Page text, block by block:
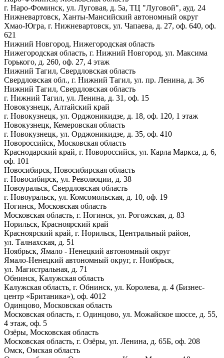
г. Наро-Фоминск, ул. Луговая, д. 5а, ТЦ "Луговой", ауд. 24
Нижневартовск, Ханты-Мансийский автономный округ
Хмао-Югра, г. Нижневартовск, ул. Чапаева, д. 27, оф. 640, оф.
621
Нижний Новгород, Нижегородская область
Нижегородская область, г. Нижний Новгород, ул. Максима
Горького, д. 260, оф. 27, 4 этаж
Нижний Тагил, Свердловская область
Свердловская обл., г. Нижний Тагил, ул. пр. Ленина, д. 36
Нижний Тагил, Свердловская область
г. Нижний Тагил, ул. Ленина, д. 31, оф. 15
Новокузнецк, Алтайский край
г. Новокузнецк, ул. Орджоникидзе, д. 18, оф. 120, 1 этаж
Новокузнецк, Кемеровская область
г. Новокузнецк, ул. Орджоникидзе, д. 35, оф. 410
Новороссийск, Московская область
Краснодарский край, г. Новороссийск, ул. Карла Маркса, д. 6,
оф. 101
Новосибирск, Новосибирская область
г. Новосибирск, ул. Революции, д. 38
Новоуральск, Свердловская область
г. Новоуральск, ул. Комсомольская, д. 10, оф. 19
Ногинск, Московская область
Московская область, г. Ногинск, ул. Рогожская, д. 83
Норильск, Красноярский край
Красноярский край, г. Норильск, Центральный район,
ул. Талнахская, д. 51
Ноябрьск, Ямало - Ненецкий автономный округ
Ямало-Ненецкий автономный округ, г. Ноябрьск,
ул. Магистральная, д. 71
Обнинск, Калужская область
Калужская область, г. Обнинск, ул. Королева, д. 4 (Бизнес-
центр «Британика»), оф. 4012
Одинцово, Московская область
Московская область, г. Одинцово, ул. Можайское шоссе, д. 55,
4 этаж, оф. 5
Озёры, Московская область
Московская область, г. Озёры, ул. Ленина, д. 65Б, оф. 208
Омск, Омская область